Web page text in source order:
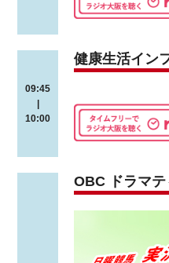
09:45
|
10:00
健康生活イン
OBC ドラマ